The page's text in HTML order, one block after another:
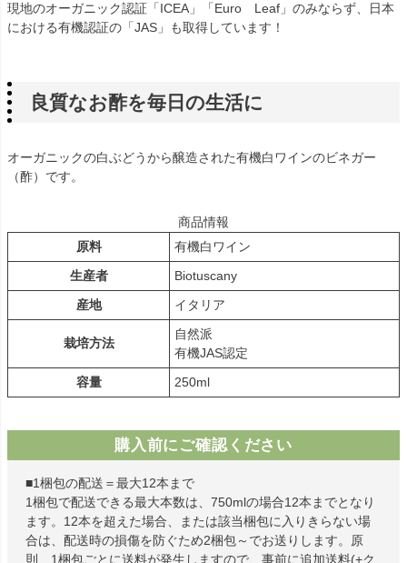
現地のオーガニック認証「ICEA」「Euro Leaf」のみならず、日本
における有機認証の「JAS」も取得しています！
良質なお酢を毎日の生活に
オーガニックの白ぶどうから醸造された有機白ワインのビネガー
（酢）です。
商品情報
原料
有機白ワイン
生産者
Biotuscany
産地
イタリア
栽培方法
自然派
有機JAS認定
容量
250ml
購入前にご確認ください
■1梱包の配送＝最大12本まで
1梱包で配送できる最大本数は、750mlの場合12本までとなり
ます。12本を超えた場合、または該当梱包に入りきらない場
合は、配送時の損傷を防ぐため2梱包～でお送りします。原
則、1梱包ごとに送料が発生しますので、事前に追加送料(+ク